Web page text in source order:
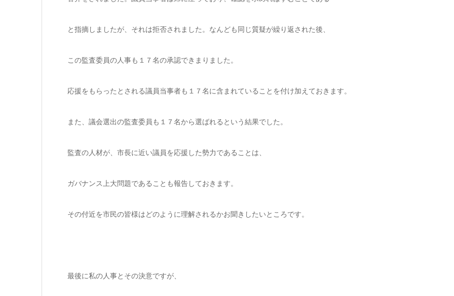
と指摘しましたが、それは拒否されました。なんども同じ質疑が繰り返された後、
この監査委員の人事も１７名の承認できまりました。
応援をもらったとされる議員当事者も１７名に含まれていることを付け加えておきます。
また、議会選出の監査委員も１７名から選ばれるという結果でした。
監査の人材が、市長に近い議員を応援した勢力であることは、
ガバナンス上大問題であることも報告しておきます。
その付近を市民の皆様はどのように理解されるかお聞きしたいところです。
最後に私の人事とその決意ですが、